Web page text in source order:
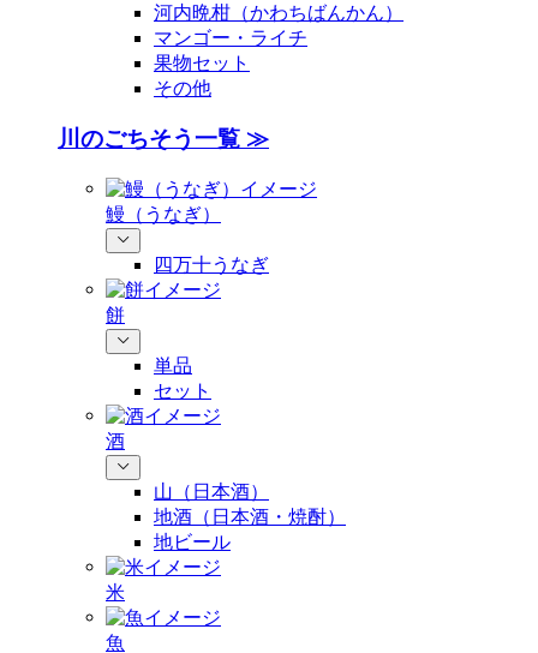
河内晩柑（かわちばんかん）
マンゴー・ライチ
果物セット
その他
川のごちそう一覧 ≫
鰻（うなぎ）
四万十うなぎ
餅
単品
セット
酒
山（日本酒）
地酒（日本酒・焼酎）
地ビール
米
魚